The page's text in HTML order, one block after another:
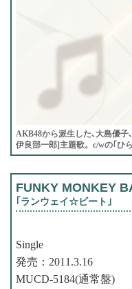
AKB48から派生した､大島優
伊良部一郎]主題歌。c/wの｢ひ
FUNKY MONKEY
｢ランウェイ☆ビート｣
Single
発売：2011.3.16
MUCD-5184(通常盤)